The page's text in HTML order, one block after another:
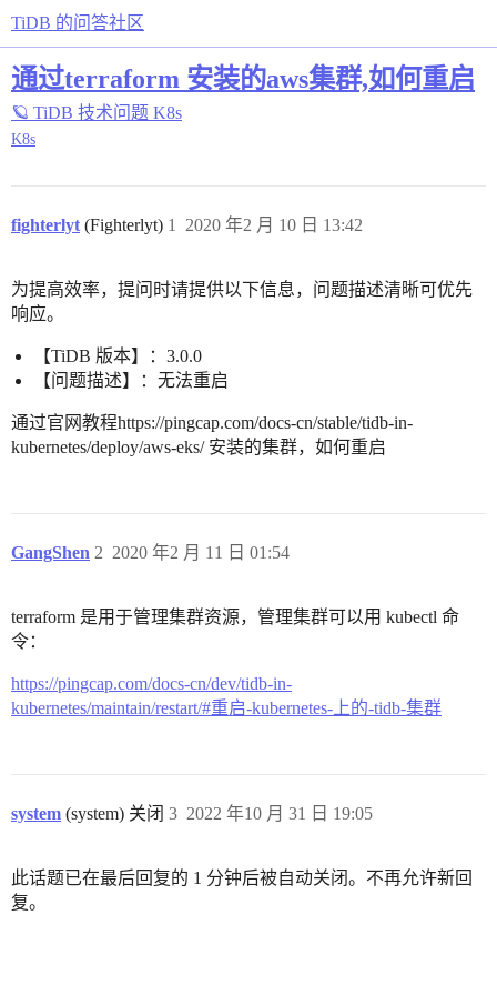
TiDB 的问答社区
通过terraform 安装的aws集群,如何重启
🪐 TiDB 技术问题 K8s
K8s
fighterlyt (Fighterlyt) 2020 年2 月 10 日 13:42
1
为提高效率，提问时请提供以下信息，问题描述清晰可优先
响应。
【TiDB 版本】：3.0.0
【问题描述】：无法重启
通过官网教程https://pingcap.com/docs-cn/stable/tidb-in-
kubernetes/deploy/aws-eks/ 安装的集群，如何重启
GangShen 2020 年2 月 11 日 01:54
2
terraform 是用于管理集群资源，管理集群可以用 kubectl 命
令：
https://pingcap.com/docs-cn/dev/tidb-in-
kubernetes/maintain/restart/#重启-kubernetes-上的-tidb-集群
system (system) 关闭 2022 年10 月 31 日 19:05
3
此话题已在最后回复的 1 分钟后被自动关闭。不再允许新回
复。